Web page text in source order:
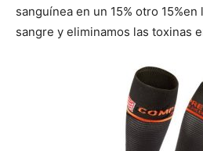
sanguínea en un 15% otro
sangre y eliminamos las toxinas